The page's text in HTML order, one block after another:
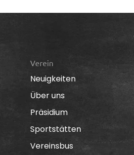
Verein
Neuigkeiten
Über uns
Präsidium
Sportstätten
Vereinsbus